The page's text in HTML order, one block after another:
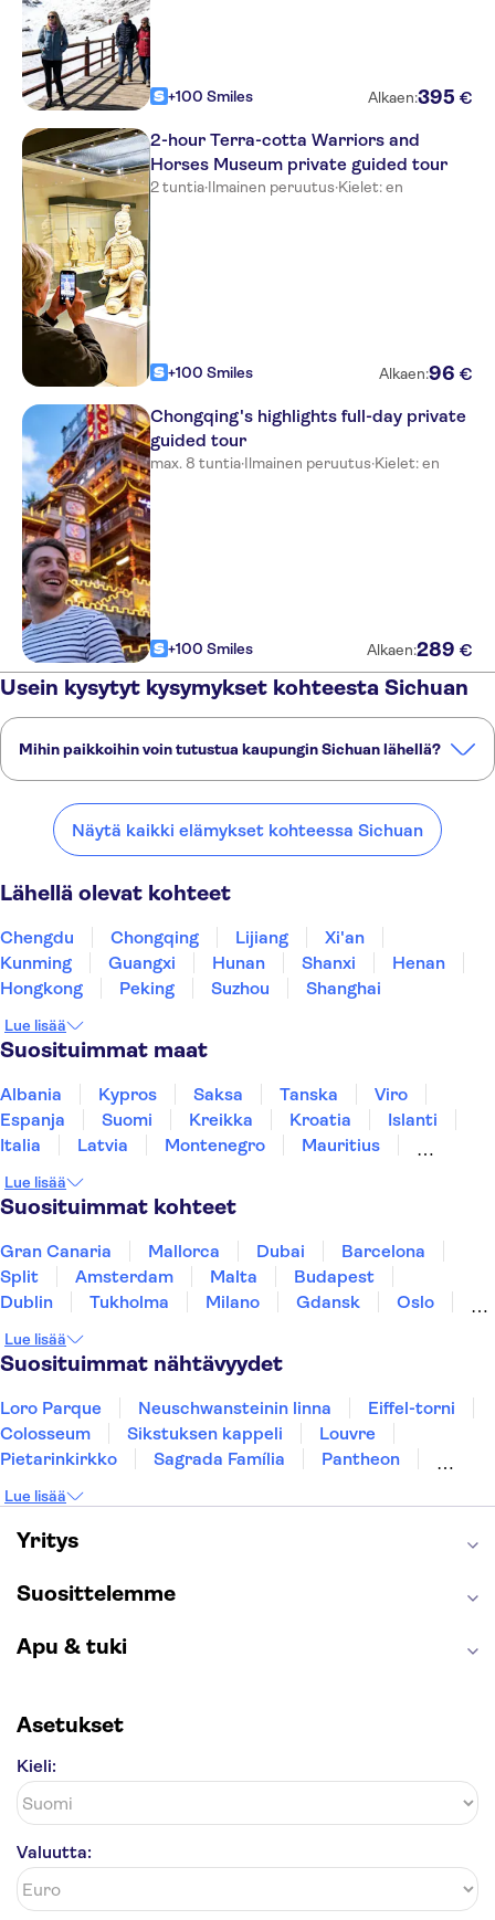
+100 Smiles Alkaen:395 €
2-hour Terra-cotta Warriors and
Horses Museum private guided tour
2 tuntia·Ilmainen peruutus·Kielet: en
+100 Smiles Alkaen:96 €
Chongqing's highlights full-day private
guided tour
max. 8 tuntia·Ilmainen peruutus·Kielet: en
+100 Smiles Alkaen:289 €
Usein kysytyt kysymykset kohteesta Sichuan
Mihin paikkoihin voin tutustua kaupungin Sichuan lähellä?
lähellä:
Chengdu Chongqing Lijiang
Näytä kaikki elämykset kohteessa Sichuan
Lähellä olevat kohteet
Chengdu Chongqing Lijiang
Xi'an
Kunming
Guangxi Hunan Shanxi
Henan
Hongkong
Peking Suzhou Shanghai
Lue lisää
Suosituimmat maat
Albania Kypros Saksa Tanska
Viro
Espanja
Suomi Kreikka Kroatia
Islanti
Italia
Latvia Montenegro
Mauritius
Thaimaa
Turkki
Lue lisää
Suosituimmat kohteet
Gran Canaria Mallorca Dubai
Barcelona
Split
Amsterdam Malta
Budapest
Dublin
Tukholma Milano Gdansk
Oslo
Tallinna
Ljubljana Riika
Lue lisää
Suosituimmat nähtävyydet
Loro Parque Neuschwansteinin linna
Eiffel-torni
Colosseum
Sikstuksen kappeli
Louvre
Pietarinkirkko
Sagrada Família
Pantheon
Keukenhof
London Eye
Montmartre
Wieliczkan suolakaivos
Lue lisää
Yritys
Suosittelemme
Apu & tuki
Asetukset
Kieli:
Valuutta: